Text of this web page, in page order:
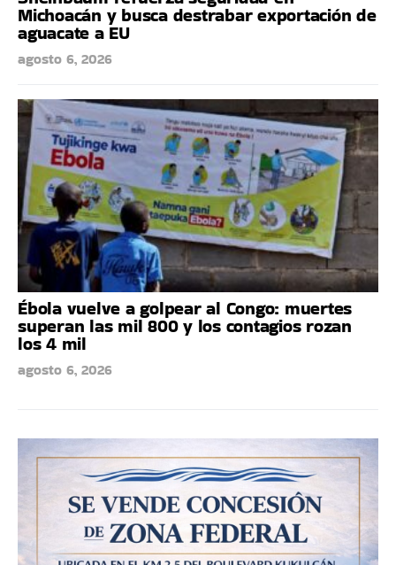
Michoacán y busca destrabar exportación de
aguacate a EU
agosto 6, 2026
Ébola vuelve a golpear al Congo: muertes
superan las mil 800 y los contagios rozan
los 4 mil
agosto 6, 2026